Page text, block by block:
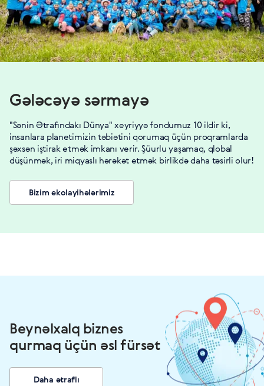
Gələcəyə sərmayə
"Sənin Ətrafındakı Dünya" xeyriyyə fondumuz 10 ildir ki,
insanlara planetimizin təbiətini qorumaq üçün proqramlarda
şəxsən iştirak etmək imkanı verir. Şüurlu yaşamaq, qlobal
düşünmək, iri miqyaslı hərəkət etmək birlikdə daha təsirli olur!
Bizim ekolayihələrimiz
Beynəlxalq biznes
qurmaq üçün əsl fürsət
Daha ətraflı